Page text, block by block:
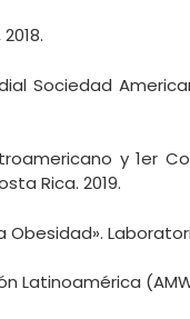
Sociedad
y 1er
Rica. 2019.
Obesidad».
Latinoamérica